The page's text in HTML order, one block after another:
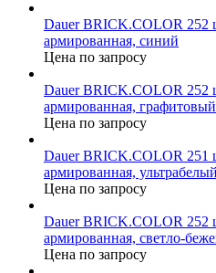
Dauer BRICK.COLOR 252
армированная, синий
Цена по запросу
Dauer BRICK.COLOR 252
армированная, графитовый
Цена по запросу
Dauer BRICK.COLOR 251
армированная, ультрабелый
Цена по запросу
Dauer BRICK.COLOR 252
армированная, светло-
Цена по запросу